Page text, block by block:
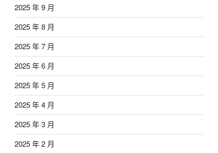
2025 年 9 月
2025 年 8 月
2025 年 7 月
2025 年 6 月
2025 年 5 月
2025 年 4 月
2025 年 3 月
2025 年 2 月